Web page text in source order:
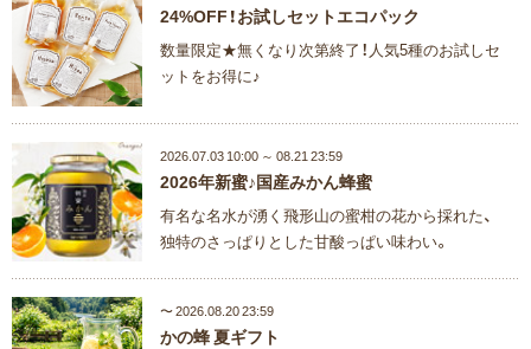
24%OFF！お試しセットエコパック
数量限定★無くなり次第終了！人気5種のお試しセ
ットをお得に♪
2026.07.03 10:00 ～ 08.21 23:59
2026年新蜜♪国産みかん蜂蜜
有名な名水が湧く飛形山の蜜柑の花から採れた、
独特のさっぱりとした甘酸っぱい味わい。
〜 2026.08.20 23:59
かの蜂 夏ギフト